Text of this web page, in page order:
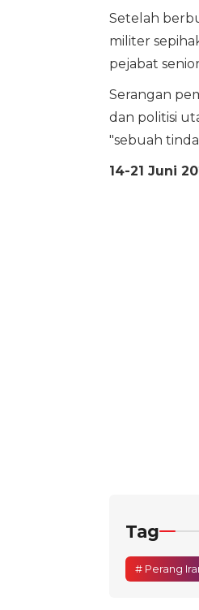
Setelah
militer
pejabat
Serangan
dan politisi
"sebuah
14-21 Juni
Tag
# Perang